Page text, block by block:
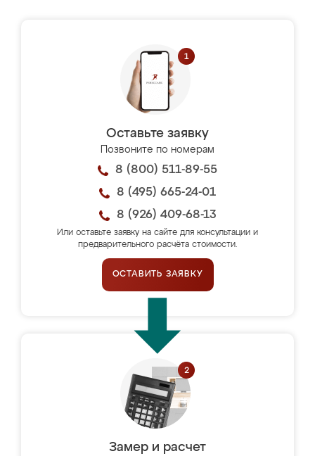
Оставьте заявку
Позвоните по номерам
8 (800) 511-89-55
8 (495) 665-24-01
8 (926) 409-68-13
Или оставьте заявку на сайте для консультации и
предварительного расчёта стоимости.
ОСТАВИТЬ ЗАЯВКУ
Замер и расчет